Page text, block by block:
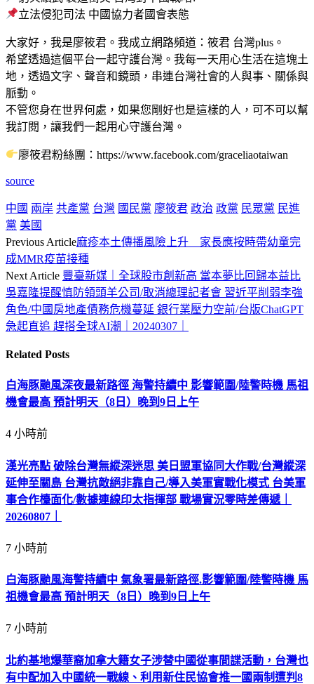
立法侵犯司法 中國協力者國會表態
大家好，我是廖筱君。我成立網路頻道：筱君 台灣plus。
希望透過這個平台一起守護台灣。我每一天用心生活在這塊土
地，透過文字、聲音和鏡頭，串連台灣社會的人與事、關係與
脈動。
不管您身在世界何處，如果您剛好也是這樣的人，可不可以幫
我訂閱，讓我們一起用心守護台灣。
廖筱君粉絲團：https://www.facebook.com/graceliaotaiwan
source
中國 兩岸 共產黨 台灣 國民黨 廖筱君 政治 政黨 民眾黨 民進
黨 美國
Previous Article麻疹本土傳播風險上升 家長應按時帶幼童完
成MMR疫苗接種
Next Article 豐臺新媒｜全球股市創新高 當本夢比回歸本益比
吳嘉隆提醒慎防領頭羊公司/取消總理記者會 習近平削弱李強
角色/中國房地產債務危機蔓延 銀行業壓力空前/台版ChatGPT
急起直追 趕搭全球AI潮｜20240307｜
Related Posts
白海豚颱風深夜最新路徑 海警持續中 影響範圍/陸警時機 馬祖
機會最高 預計明天（8日）晚到9日上午
4 小時前
漢光亮點 破除台灣無縱深迷思 美日盟軍協同大作戰/台灣縱深
延伸至關島 台灣抗敵絕非靠自己/導入美軍實戰化模式 台美軍
事合作檯面化/數據連線印太指揮部 戰場實況零時差傳遞｜
20260807｜
7 小時前
白海豚颱風海警持續中 氣象署最新路徑.影響範圍/陸警時機 馬
祖機會最高 預計明天（8日）晚到9日上午
7 小時前
北約基地爆華裔加拿大籍女子涉替中國從事間諜活動，台灣也
有中配加入中國統一戰線、利用新住民協會推一國兩制遭判8